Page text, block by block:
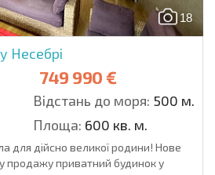
18
Несебрі
749 990 €
Відстань до моря: 500 м.
Площа: 600 кв. м.
для дійсно великої родини! Нове
продажу приватний будинок у